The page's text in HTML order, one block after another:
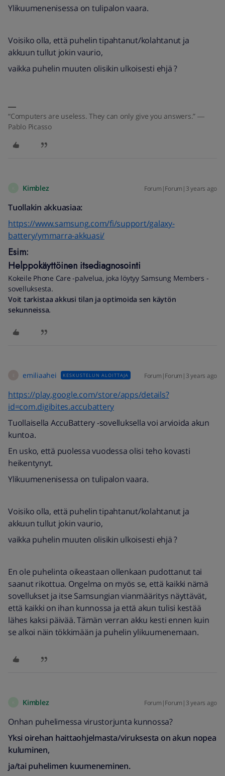
Ylikuumenenisessa on tulipalon vaara.
Voisiko olla, että puhelin tipahtanut/kolahtanut ja
akkuun tullut jokin vaurio,
vaikka puhelin muuten olisikin ulkoisesti ehjä ?
“Computers are useless. They can only give you answers.” ―
Pablo Picasso
Kimblez Forum|Forum|3 years ago
Tuollakin akkuasiaa:
https://www.samsung.com/fi/support/galaxy-
battery/ymmarra-akkuasi/
Esim:
Helppokäyttöinen itsediagnosointi
Kokeile Phone Care -palvelua, joka löytyy Samsung Members -
sovelluksesta.
Voit tarkistaa akkusi tilan ja optimoida sen käytön
sekunneissa.
emiliaahei KESKUSTELUN ALOITTAJA Forum|Forum|3 years ago
https://play.google.com/store/apps/details?
id=com.digibites.accubattery
Tuollaisella AccuBattery -sovelluksella voi arvioida akun
kuntoa.
En usko, että puolessa vuodessa olisi teho kovasti
heikentynyt.
Ylikuumenenisessa on tulipalon vaara.
Voisiko olla, että puhelin tipahtanut/kolahtanut ja
akkuun tullut jokin vaurio,
vaikka puhelin muuten olisikin ulkoisesti ehjä ?
En ole puhelinta oikeastaan ollenkaan pudottanut tai
saanut rikottua. Ongelma on myös se, että kaikki nämä
sovellukset ja itse Samsungian vianmääritys näyttävät,
että kaikki on ihan kunnossa ja että akun tulisi kestää
lähes kaksi päivää. Tämän verran akku kesti ennen kuin
se alkoi näin tökkimään ja puhelin ylikuumenemaan.
Kimblez Forum|Forum|3 years ago
Onhan puhelimessa virustorjunta kunnossa?
Yksi oirehan haittaohjelmasta/viruksesta on akun nopea
kuluminen,
ja/tai puhelimen kuumeneminen.